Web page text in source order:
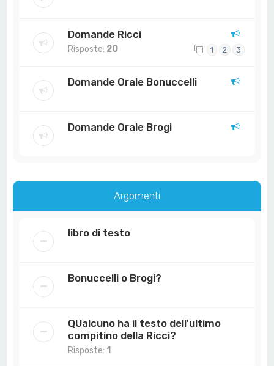
Domande Ricci
Risposte: 20 1 2 3
Domande Orale Bonuccelli
Domande Orale Brogi
Argomenti
libro di testo
Bonuccelli o Brogi?
QUalcuno ha il testo dell'ultimo
compitino della Ricci?
Risposte: 1